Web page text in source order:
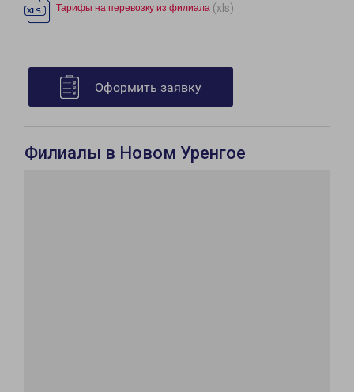
Тарифы на перевозку из филиала (xls)
Оформить заявку
Филиалы в Новом Уренгое